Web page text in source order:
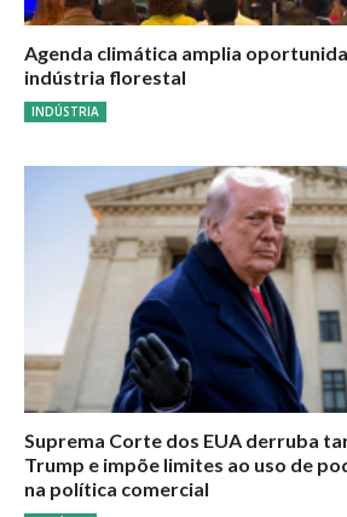
Agenda climática amplia
indústria florestal
INDÚSTRIA
Suprema Corte dos EUA derruba
Trump e impõe limites ao uso de
na política comercial